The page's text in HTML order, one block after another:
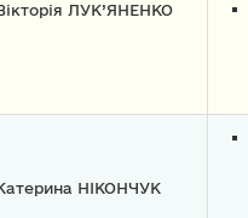
ЛУК’ЯНЕНКО
НІКОНЧУК